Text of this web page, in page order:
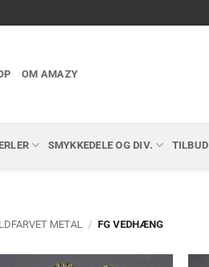
OM AMAZY
SMYKKEDELE OG DIV. TILBUD
METAL / FG VEDHÆNG